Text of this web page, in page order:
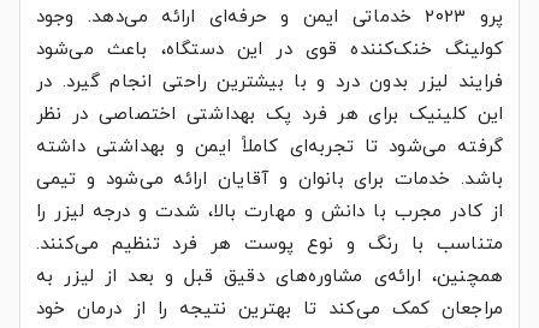
پرو ۲۰۲۳ خدماتی ایمن و حرفه‌ای ارائه می‌دهد. وجود
کولینگ خنک‌کننده قوی در این دستگاه، باعث می‌شود
فرایند لیزر بدون درد و با بیشترین راحتی انجام گیرد. در
این کلینیک برای هر فرد پک بهداشتی اختصاصی در نظر
گرفته می‌شود تا تجربه‌ای کاملاً ایمن و بهداشتی داشته
باشد. خدمات برای بانوان و آقایان ارائه می‌شود و تیمی
از کادر مجرب با دانش و مهارت بالا، شدت و درجه لیزر را
متناسب با رنگ و نوع پوست هر فرد تنظیم می‌کنند.
همچنین، ارائه‌ی مشاوره‌های دقیق قبل و بعد از لیزر به
مراجعان کمک می‌کند تا بهترین نتیجه را از درمان خود